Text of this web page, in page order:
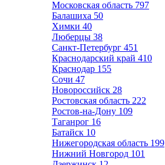
Московская область 797
Балашиха 50
Химки 40
Люберцы 38
Санкт-Петербург 451
Краснодарский край 410
Краснодар 155
Сочи 47
Новороссийск 28
Ростовская область 222
Ростов-на-Дону 109
Таганрог 16
Батайск 10
Нижегородская область 199
Нижний Новгород 101